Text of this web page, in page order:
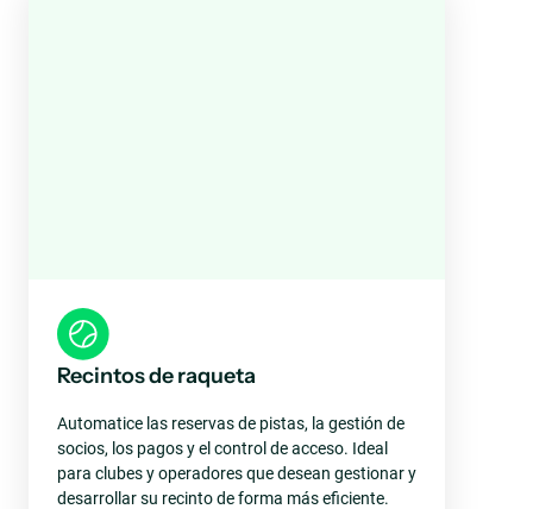
Recintos de raqueta
Automatice las reservas de pistas, la gestión de
socios, los pagos y el control de acceso. Ideal
para clubes y operadores que desean gestionar y
desarrollar su recinto de forma más eficiente.